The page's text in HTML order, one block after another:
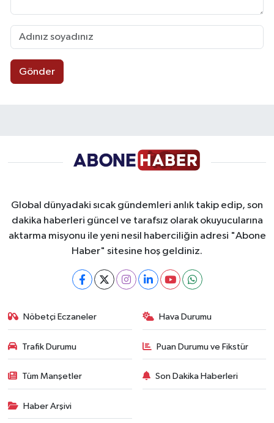
Gönder
Global dünyadaki sıcak gündemleri anlık takip edip, son
dakika haberleri güncel ve tarafsız olarak okuyucularına
aktarma misyonu ile yeni nesil haberciliğin adresi "Abone
Haber" sitesine hoş geldiniz.
Nöbetçi Eczaneler Hava Durumu
Trafik Durumu Puan Durumu ve Fikstür
Tüm Manşetler Son Dakika Haberleri
Haber Arşivi